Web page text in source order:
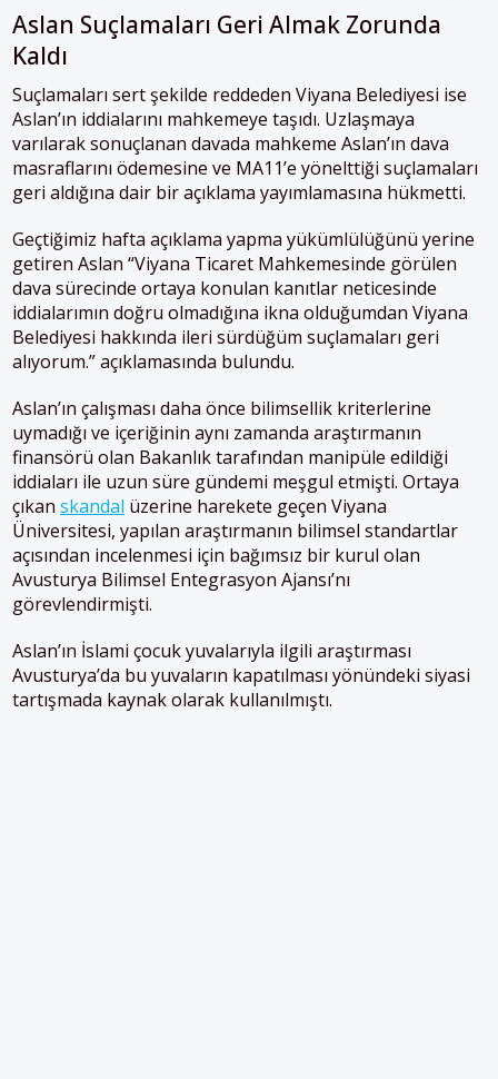
Aslan Suçlamaları Geri Almak Zorunda
Kaldı
Suçlamaları sert şekilde reddeden Viyana Belediyesi ise
Aslan’ın iddialarını mahkemeye taşıdı. Uzlaşmaya
varılarak sonuçlanan davada mahkeme Aslan’ın dava
masraflarını ödemesine ve MA11’e yönelttiği suçlamaları
geri aldığına dair bir açıklama yayımlamasına hükmetti.
Geçtiğimiz hafta açıklama yapma yükümlülüğünü yerine
getiren Aslan “Viyana Ticaret Mahkemesinde görülen
dava sürecinde ortaya konulan kanıtlar neticesinde
iddialarımın doğru olmadığına ikna olduğumdan Viyana
Belediyesi hakkında ileri sürdüğüm suçlamaları geri
alıyorum.” açıklamasında bulundu.
Aslan’ın çalışması daha önce bilimsellik kriterlerine
uymadığı ve içeriğinin aynı zamanda araştırmanın
finansörü olan Bakanlık tarafından manipüle edildiği
iddiaları ile uzun süre gündemi meşgul etmişti. Ortaya
çıkan skandal üzerine harekete geçen Viyana
Üniversitesi, yapılan araştırmanın bilimsel standartlar
açısından incelenmesi için bağımsız bir kurul olan
Avusturya Bilimsel Entegrasyon Ajansı’nı
görevlendirmişti.
Aslan’ın İslami çocuk yuvalarıyla ilgili araştırması
Avusturya’da bu yuvaların kapatılması yönündeki siyasi
tartışmada kaynak olarak kullanılmıştı.